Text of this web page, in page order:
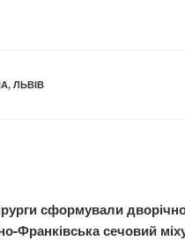
, ЛЬВІВ
сформували
Франківська сечовий